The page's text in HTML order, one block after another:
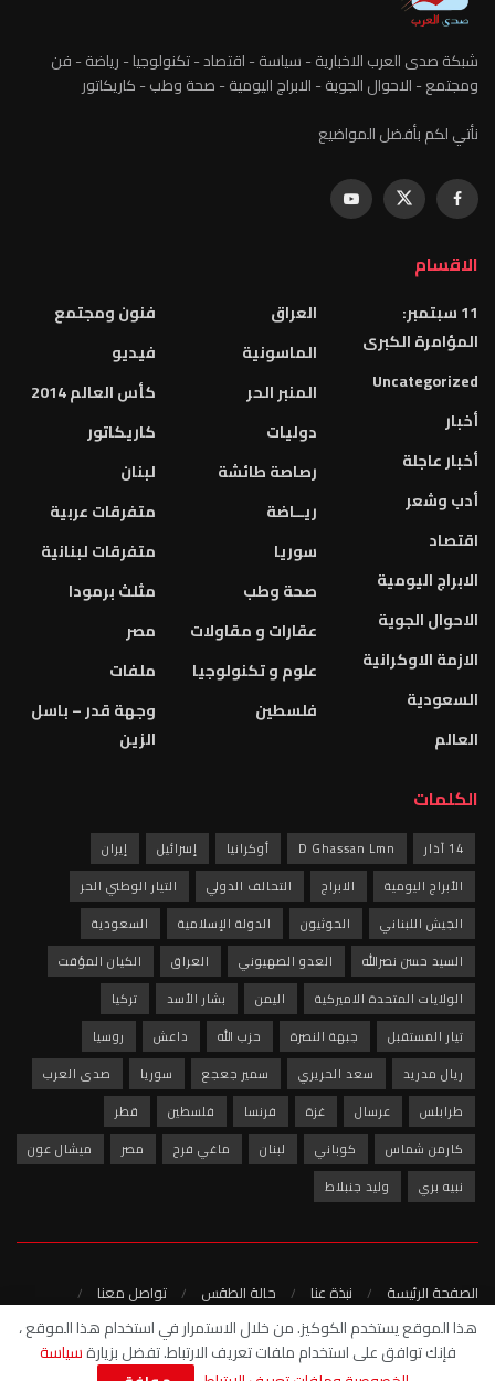
شبكة صدى العرب الاخبارية - سياسة - اقتصاد - تكنولوجيا - رياضة - فن
ومجتمع - الاحوال الجوية - الابراج اليومية - صحة وطب - كاريكاتور
نأتي لكم بأفضل المواضيع
الاقسام
11 سبتمبر:
المؤامرة الكبرى
Uncategorized
أخبار
أخبار عاجلة
أدب وشعر
اقتصاد
الابراج اليومية
الاحوال الجوية
الازمة الاوكرانية
السعودية
العالم
العراق
الماسونية
المنبر الحر
دوليات
رصاصة طائشة
ريــاضة
سوريا
صحة وطب
عقارات و مقاولات
علوم و تكنولوجيا
فلسطين
فنون ومجتمع
فيديو
كأس العالم 2014
كاريكاتور
لبنان
متفرقات عربية
متفرقات لبنانية
مثلث برمودا
مصر
ملفات
وجهة قدر – باسل
الزين
الكلمات
14 آذار D Ghassan Lmn أوكرانيا إسرائيل
إيران
الأبراج اليومية
الابراج التحالف الدولي
التيار الوطني الحر
الجيش اللبناني
الحوثيون الدولة الإسلامية
السعودية
السيد حسن نصرالله
العدو الصهيوني العراق
الكيان المؤقت
الولايات المتحدة الاميركية
اليمن بشار الأسد
تركيا
تيار المستقبل
جبهة النصرة حزب الله داعش
روسيا
ريال مدريد
سعد الحريري سمير جعجع سوريا
صدى العرب
طرابلس
عرسال غزة فرنسا فلسطين
قطر
كارمن شماس
كوباني لبنان ماغي فرح مصر
ميشال عون
نبيه بري
وليد جنبلاط
الصفحة الرئيسة نبذة عنا حالة الطقس
تواصل معنا
سياسة الخصوصية
هذا الموقع يستخدم الكوكيز. من خلال الاستمرار في استخدام هذا الموقع ،
فإنك توافق على استخدام ملفات تعريف الارتباط. تفضل بزيارةسياسة